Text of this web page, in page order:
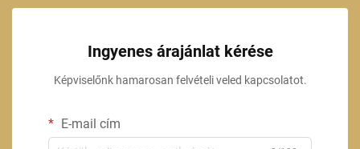
Ingyenes árajánlat kérése
Képviselőnk hamarosan felvételi veled kapcsolatot.
E-mail cím